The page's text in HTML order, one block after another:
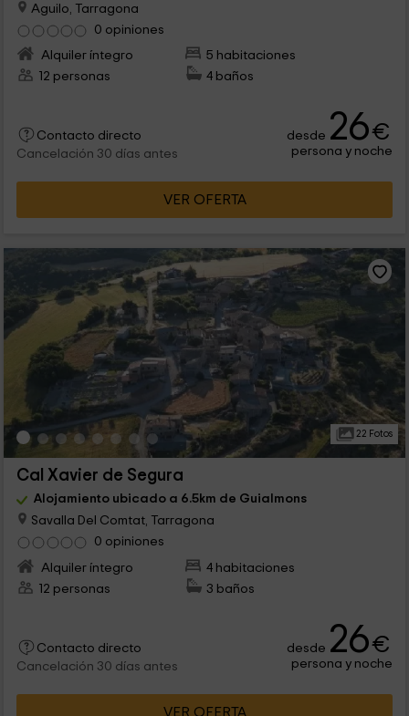
Aguilo, Tarragona
0 opiniones
Alquiler íntegro
5 habitaciones
12 personas
4 baños
Contacto directo
Cancelación 30 días antes
desde 26€
persona y noche
VER OFERTA
22 Fotos
Cal Xavier de Segura
Alojamiento ubicado a 6.5km de Guialmons
Savalla Del Comtat, Tarragona
0 opiniones
Alquiler íntegro
4 habitaciones
12 personas
3 baños
Contacto directo
Cancelación 30 días antes
desde 26€
persona y noche
VER OFERTA